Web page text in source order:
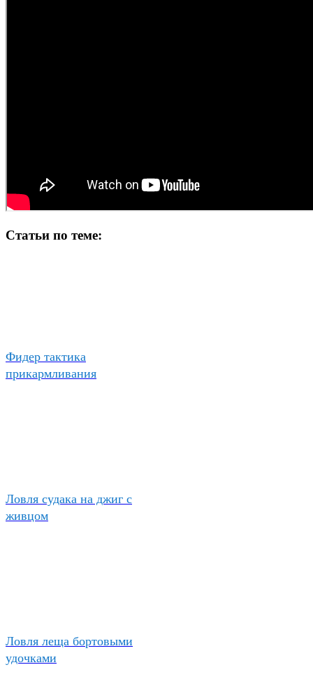
Статьи по теме:
Фидер тактика
прикармливания
Ловля судака на джиг с
живцом
Ловля леща бортовыми
удочками